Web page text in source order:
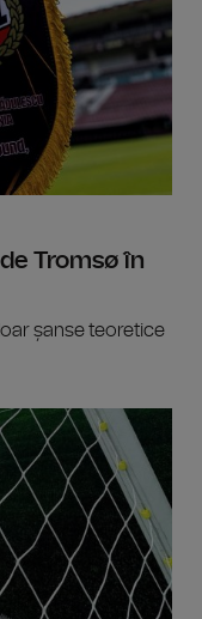
Tromsø în
șanse teoretice